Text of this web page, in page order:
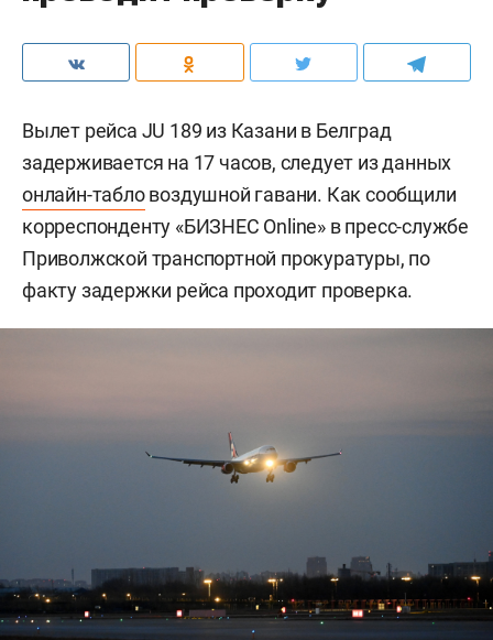
Вылет рейса JU 189 из Казани в Белград
задерживается на 17 часов, следует из данных
онлайн-табловоздушной гавани. Как сообщили
корреспонденту «БИЗНЕС Online» в пресс-службе
Приволжской транспортной прокуратуры, по
факту задержки рейса проходит проверка.